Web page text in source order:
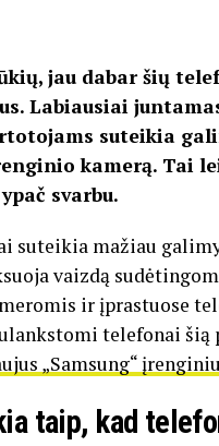
jau dabar šių
Labiausiai
suteikia
kamerą. Tai
svarbu.
suteikia mažiau
vaizdą
ir įprastuose
telefonai šią
„Samsung“
taip, kad